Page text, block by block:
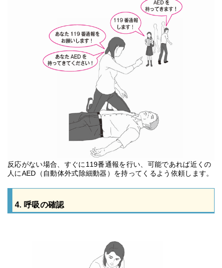
反応がない場合、すぐに119番通報を行い、可能であれば近くの
人にAED（自動体外式除細動器）を持ってくるよう依頼します。
4. 呼吸の確認